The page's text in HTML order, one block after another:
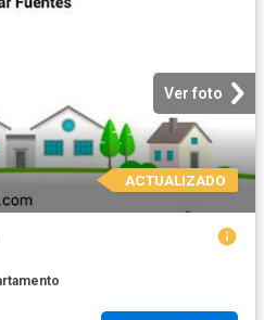
Ver foto
ACTUALIZADO